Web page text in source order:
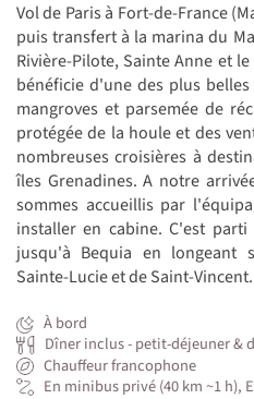
Vol de Paris à Fort-de-France
puis transfert à la marina du
Rivière-Pilote, Sainte Anne et
bénéficie d'une des plus
mangroves et parsemée de
protégée de la houle et des
nombreuses croisières à
îles Grenadines. A notre
sommes accueillis par
installer en cabine. C'est
jusqu'à Bequia en longeant
Sainte-Lucie et de Saint-
À bord
Dîner inclus - petit-déjeuner &
Chauffeur francophone
En minibus privé (40 km ~1 h),